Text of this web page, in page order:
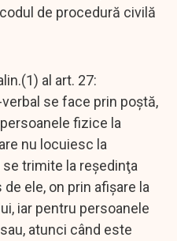
de procedură civilă
al art. 27:
se face prin poştă,
fizice la
nu locuiesc la
trimite la reşedinţa
ele, on prin afişare la
iar pentru persoanele
atunci când este